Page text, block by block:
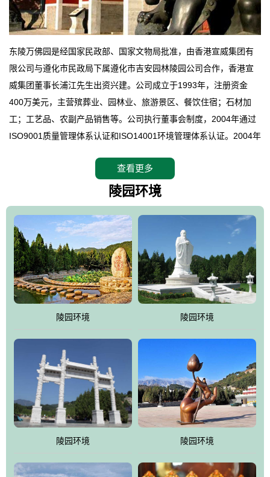
东陵万佛园是经国家民政部、国家文物局批准，由香港宣威集团有
限公司与遵化市民政局下属遵化市吉安园林陵园公司合作，香港宣
威集团董事长浦江先生出资兴建。公司成立于1993年，注册资金
400万美元，主营殡葬业、园林业、旅游景区、餐饮住宿；石材加
工；工艺品、农副产品销售等。公司执行董事会制度，2004年通过
ISO9001质量管理体系认证和ISO14001环境管理体系认证。2004年
拥有4A级旅游区头衔的花园式陵园，园内建有四星级酒店一座。
万佛园位于遵化市境内，座落在世界文化遗产清东陵地形墙内，地
形绝佳，地理位置优越，交通便利。公司以“建设全国顶级人生后花
园、打造佛教精品旅游圣地”为目标，以海外归侨、国内外知名人士
的墓地安葬、祭祀吊亡并结合旅游参观构成其主要使用功能；以苍
郁绚丽、优雅宜人的园林景观构成其外部形象。通过墓园建设与造
园手法相结合的默契操作，建成一处特色鲜明、服务周全、环境优
美、民族风格突出，与周边文物古迹交相呼应的极具吸引力的花园
式园林。
万佛园工程一期占地448亩，目前完成投资近12亿元人民币，园区采
用全仿古式建筑，寻求与世界文化遗产地清东陵的和谐统一，在园
区建设中寻求陵园建设与景区建设的有机融合，充分发挥独一无二
的地形优势，打造现代艺术园林，建设旅游景观、寺庙、酒店等综
合服务设施，服务于陵园经营，使企业的多元化经营项目相互依
托、相互促进，园区绿化覆盖率达90%。
查看更多
陵园环境
陵园环境 陵园环境
陵园环境 陵园环境